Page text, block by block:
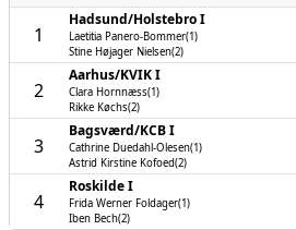
1
Hadsund/­Holstebro I
Laetitia Panero-Bommer(1)
Stine Højager Nielsen(2)
2
Aarhus/­KVIK I
Clara Hornnæss(1)
Rikke Køchs(2)
3
Bagsværd/­KCB I
Cathrine Duedahl-Olesen(1)
Astrid Kirstine Kofoed(2)
4
Roskilde I
Frida Werner Foldager(1)
Iben Bech(2)